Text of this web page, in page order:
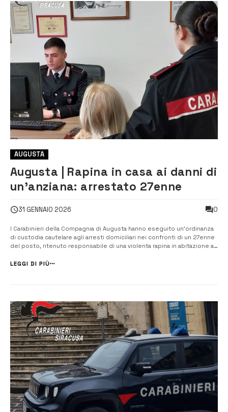
AUGUSTA
Augusta | Rapina in casa ai danni di
un’anziana: arrestato 27enne
31 GENNAIO 2026 0
I Carabinieri della Compagnia di Augusta hanno eseguito un’ordinanza
di custodia cautelare agli arresti domiciliari nei confronti di un 27enne
del posto, ritenuto responsabile di una violenta rapina in abitazione ai
Tribunale di Siracusa su richiesta della Procura della Repubb...
LEGGI DI PIÙ